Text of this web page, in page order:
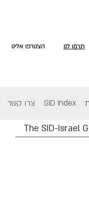
SID Index צרו קשר
הצטרפו אלינו תרמו לנו
The SID-Israel